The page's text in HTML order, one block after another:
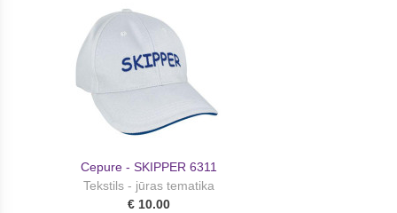
Cepure - SKIPPER 6311
Tekstils - jūras tematika
€ 10.00